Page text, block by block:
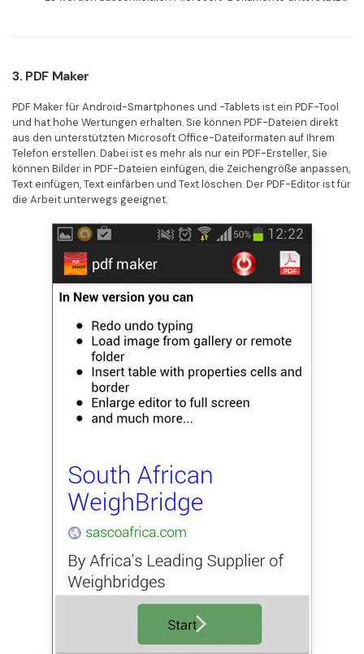
3. PDF Maker
PDF Maker für Android-Smartphones und -Tablets ist ein PDF-Tool
und hat hohe Wertungen erhalten. Sie können PDF-Dateien direkt
aus den unterstützten Microsoft Office-Dateiformaten auf Ihrem
Telefon erstellen. Dabei ist es mehr als nur ein PDF-Ersteller, Sie
können Bilder in PDF-Dateien einfügen, die Zeichengröße anpassen,
Text einfügen, Text einfärben und Text löschen. Der PDF-Editor ist für
die Arbeit unterwegs geeignet.